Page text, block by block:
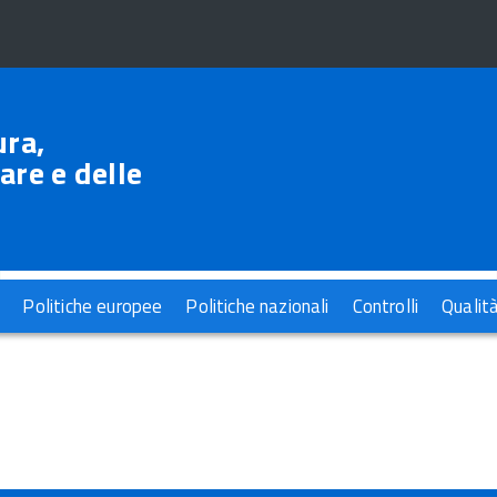
e delle
Politiche europee Politiche nazionali Controlli